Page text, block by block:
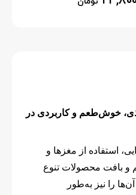
خوش‌طعم و کاربردی در
استفاده از مغزها و
و بافت محصولات تنوع
را نیز به‌طور